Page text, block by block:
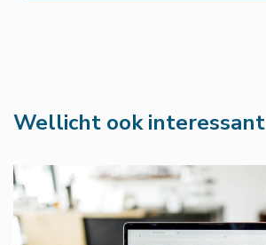
Wellicht ook interessant